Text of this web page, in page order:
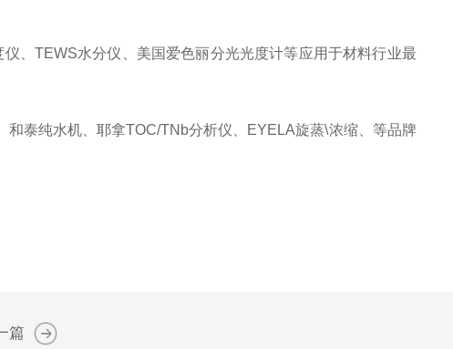
仪、TEWS水分仪、美国爱色丽分光光度计等应用于材料行业最
和泰纯水机、耶拿TOC/TNb分析仪、EYELA旋蒸\浓缩、等品牌
篇